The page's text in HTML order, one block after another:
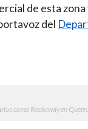
de esta
del
como Rockaway en